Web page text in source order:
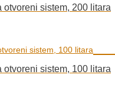
sistem, 200 litara
sistem, 100 litara